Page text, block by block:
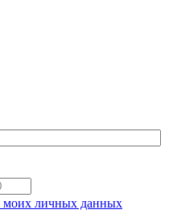
моих личных данных